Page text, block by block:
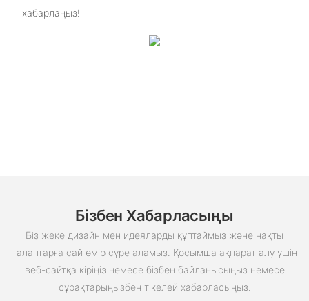
хабарлаңыз!
Бізбен Хабарласыңы
Біз жеке дизайн мен идеяларды құптаймыз және нақты
талаптарға сай өмір сүре аламыз. Қосымша ақпарат алу үшін
веб-сайтқа кіріңіз немесе бізбен байланысыңыз немесе
сұрақтарыңызбен тікелей хабарласыңыз.